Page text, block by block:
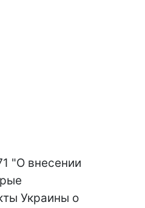
"О внесении
Украины о